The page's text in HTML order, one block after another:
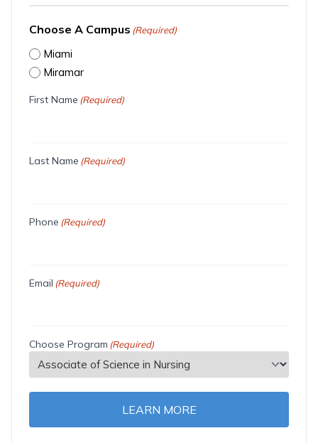
Choose A Campus (Required)
Miami
Miramar
First Name (Required)
Last Name (Required)
Phone (Required)
Email (Required)
Choose Program (Required)
LEARN MORE